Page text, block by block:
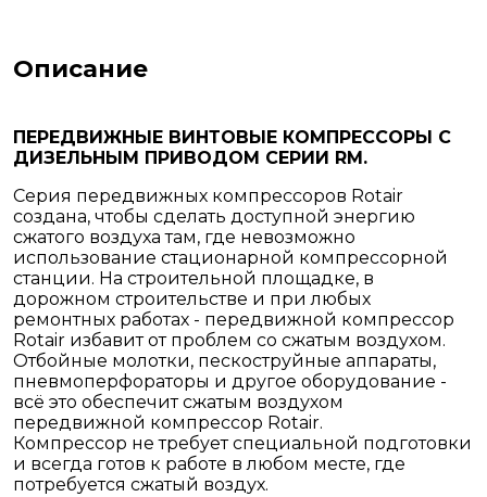
Описание
ПЕРЕДВИЖНЫЕ ВИНТОВЫЕ КОМПРЕССОРЫ С
ДИЗЕЛЬНЫМ ПРИВОДОМ СЕРИИ RM.
Cерия передвижных компрессоров Rotair
создана, чтобы сделать доступной энергию
сжатого воздуха там, где невозможно
использование стационарной компрессорной
станции. На строительной площадке, в
дорожном строительстве и при любых
ремонтных работах - передвижной компрессор
Rotair избавит от проблем со сжатым воздухом.
Отбойные молотки, пескоструйные аппараты,
пневмоперфораторы и другое оборудование -
всё это обеспечит сжатым воздухом
передвижной компрессор Rotair.
Компрессор не требует специальной подготовки
и всегда готов к работе в любом месте, где
потребуется сжатый воздух.